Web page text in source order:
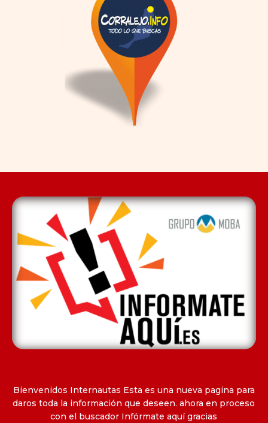
Bienvenidos Internautas Esta es una nueva pagina para
daros toda la información que deseen. ahora en proceso
con el buscador Infórmate aquí gracias